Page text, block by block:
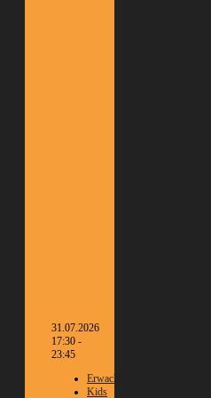
31.07.2026
17:30 -
23:45
Erwachsene
Kids